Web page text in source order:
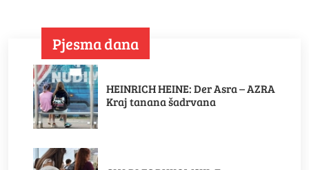
Pjesma dana
HEINRICH HEINE: Der Asra – AZRA
Kraj tanana šadrvana